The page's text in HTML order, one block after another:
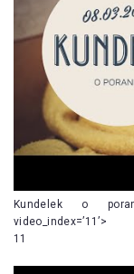
Kundelek o
video_index=’11’>
11